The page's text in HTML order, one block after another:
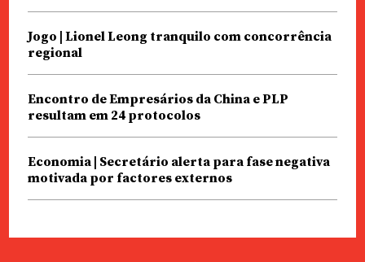
Jogo | Lionel Leong tranquilo com concorrência
regional
Encontro de Empresários da China e PLP
resultam em 24 protocolos
Economia | Secretário alerta para fase negativa
motivada por factores externos